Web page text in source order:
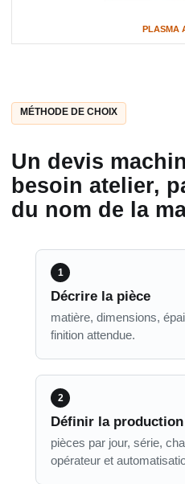
PLASMA
MÉTHODE DE CHOIX
Un devis
besoin atelier,
du nom de la
Décrire la pièce
matière, dimensions,
finition attendue.
Définir la production
pièces par jour, série,
opérateur et